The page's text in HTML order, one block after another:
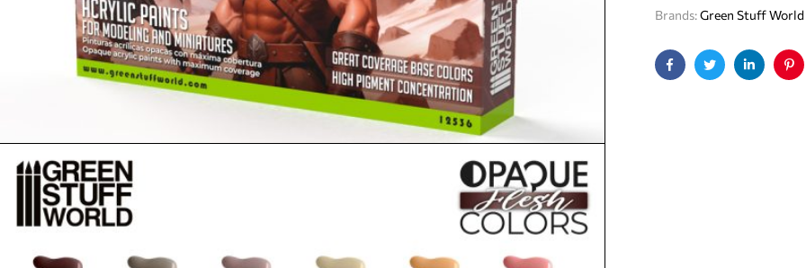
Brands:Green Stuff World
FacebookTwitterLinkedin